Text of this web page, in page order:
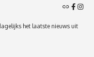
het laatste nieuws uit